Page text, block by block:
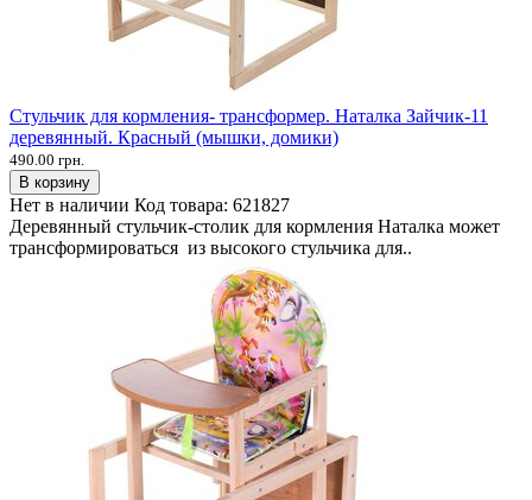
Стульчик для кормления- трансформер. Наталка Зайчик-11
деревянный. Красный (мышки, домики)
490.00 грн.
В корзину
Нет в наличии Код товара: 621827
Деревянный стульчик-столик для кормления Наталка может
трансформироваться из высокого стульчика для..